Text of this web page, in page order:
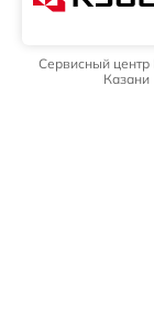
Сервисный центр
Казани